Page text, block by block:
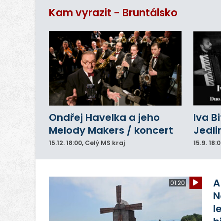
Kam vyrazit - Bruntálsko
Ondřej Havelka a jeho
Melody Makers / koncert
15.12.18:00, Celý MS kraj
Iva
15.9.
01:20